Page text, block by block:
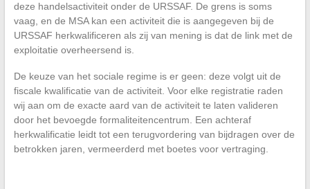
deze handelsactiviteit onder de URSSAF. De grens is soms
vaag, en de MSA kan een activiteit die is aangegeven bij de
URSSAF herkwalificeren als zij van mening is dat de link met de
exploitatie overheersend is.
De keuze van het sociale regime is er geen: deze volgt uit de
fiscale kwalificatie van de activiteit. Voor elke registratie raden
wij aan om de exacte aard van de activiteit te laten valideren
door het bevoegde formaliteitencentrum. Een achteraf
herkwalificatie leidt tot een terugvordering van bijdragen over de
betrokken jaren, vermeerderd met boetes voor vertraging.